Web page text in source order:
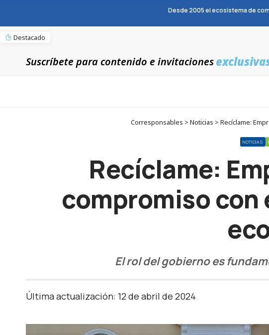
Desde 2005 el ecosistema de
Destacado
Suscríbete para contenido e invitaciones
Corresponsables > Noticias > Recíclame:
NOTICIAS
Recíclame:
compromiso con
El rol del gobierno es
Última actualización: 12 de abril de 2024